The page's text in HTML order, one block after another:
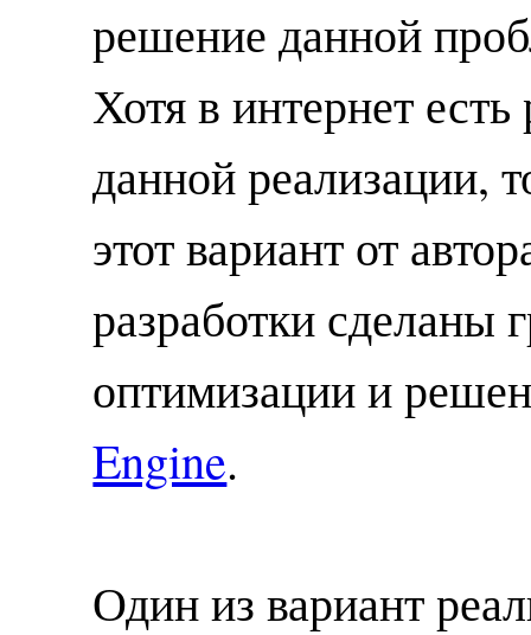
решение данной
Хотя в интернет
данной реализации,
этот вариант от
разработки сделаны
оптимизации и
Engine.
Один из вариант